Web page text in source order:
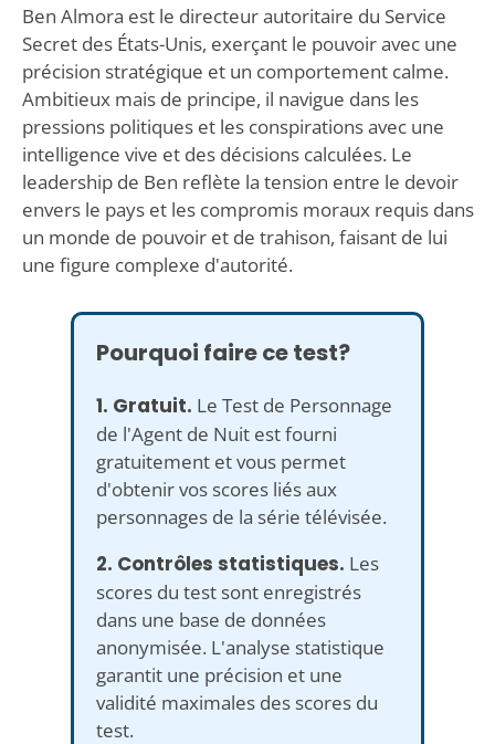
Ben Almora est le directeur autoritaire du Service
Secret des États-Unis, exerçant le pouvoir avec une
précision stratégique et un comportement calme.
Ambitieux mais de principe, il navigue dans les
pressions politiques et les conspirations avec une
intelligence vive et des décisions calculées. Le
leadership de Ben reflète la tension entre le devoir
envers le pays et les compromis moraux requis dans
un monde de pouvoir et de trahison, faisant de lui
une figure complexe d'autorité.
Pourquoi faire ce test?
1. Gratuit. Le Test de Personnage
de l'Agent de Nuit est fourni
gratuitement et vous permet
d'obtenir vos scores liés aux
personnages de la série télévisée.
2. Contrôles statistiques. Les
scores du test sont enregistrés
dans une base de données
anonymisée. L'analyse statistique
garantit une précision et une
validité maximales des scores du
test.